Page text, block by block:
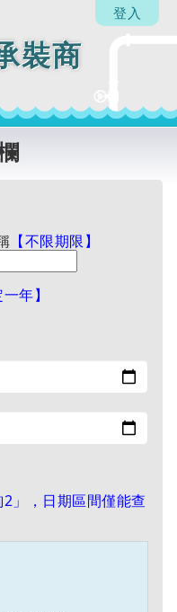
裝商
登入
【不限期限】
年】
2」，日期區間僅能查